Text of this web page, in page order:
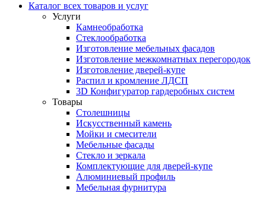
Каталог всех товаров и услуг
Услуги
Камнеобработка
Стеклообработка
Изготовление мебельных фасадов
Изготовление межкомнатных перегородок
Изготовление дверей-купе
Распил и кромление ЛДСП
3D Конфигуратор гардеробных систем
Товары
Столешницы
Искусственный камень
Мойки и смесители
Мебельные фасады
Стекло и зеркала
Комплектующие для дверей-купе
Алюминиевый профиль
Мебельная фурнитура